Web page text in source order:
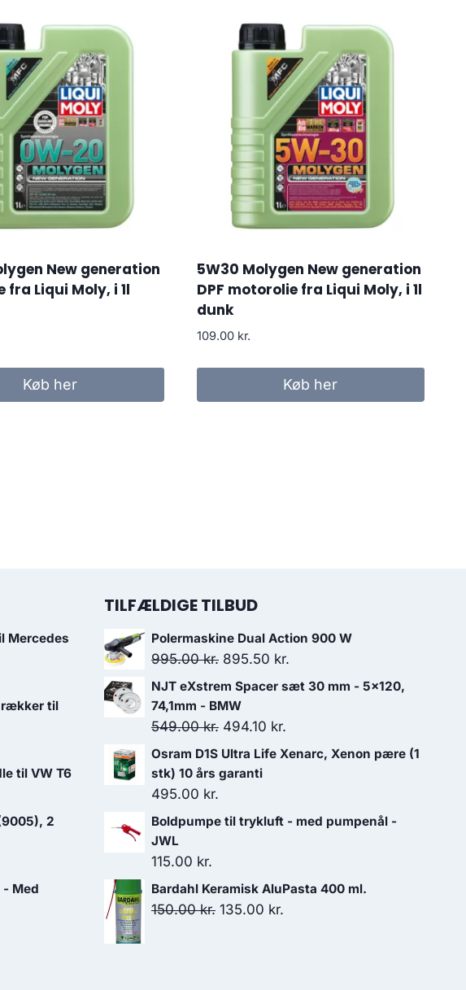
New generation
fra Liqui Moly, i 1l
Køb her
5W30 Molygen New generation
DPF motorolie fra Liqui Moly, i 1l
dunk
109.00 kr.
Køb her
Mercedes
kr..
rækker til
til VW T6
kr..
2
- Med
TILFÆLDIGE TILBUD
Polermaskine Dual Action 900 W
995.00kr. Den
oprindelige
pris
var:
995.00 kr..
895.50 kr.
aktuelle
895.50 kr..
NJT eXstrem Spacer sæt 30 mm - 5x120,
74,1mm - BMW
549.00kr. Den
oprindelige
pris
549.00 kr..
494.10 kr.
aktuelle
494.10 kr..
Osram D1S Ultra Life Xenarc, Xenon pære (1
stk) 10 års garanti
495.00 kr.
Boldpumpe til trykluft - med pumpenål -
JWL
115.00 kr.
Bardahl Keramisk AluPasta 400 ml.
150.00kr. Den
135.00 kr.